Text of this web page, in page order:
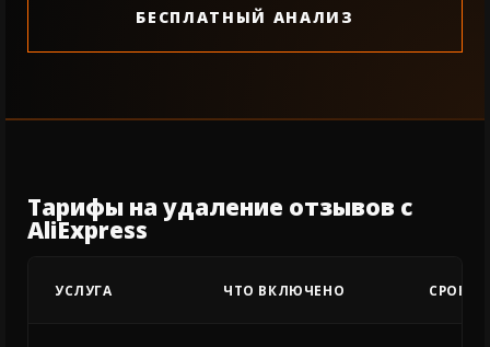
БЕСПЛАТНЫЙ АНАЛИЗ
Тарифы на удаление отзывов с
AliExpress
УСЛУГА ЧТО ВКЛЮЧЕНО СРОКИ